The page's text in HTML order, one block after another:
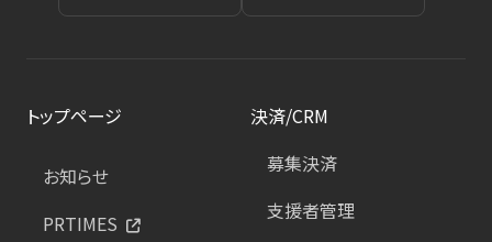
トップページ
お知らせ
PRTIMES
決済/CRM
募集決済
支援者管理